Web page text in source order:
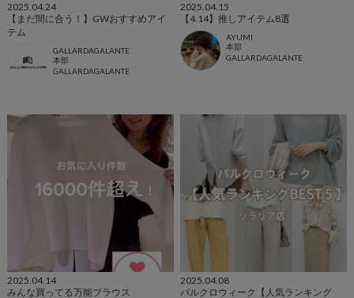
2025.04.24
【まだ間に合う！】GWおすすめアイ
テム
GALLARDAGALANTE
本部
GALLARDAGALANTE
2025.04.15
【4.14】推しアイテム8選
AYUMI
本部
GALLARDAGALANTE
2025.04.14
みんな買ってる万能ブラウス
2025.04.08
パルクロウィーク【人気ランキング